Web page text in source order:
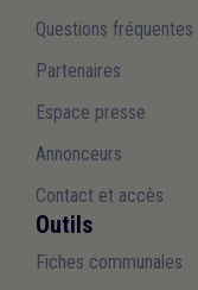
Questions fréquentes
Partenaires
Espace presse
Annonceurs
Contact et accès
Outils
Fiches communales